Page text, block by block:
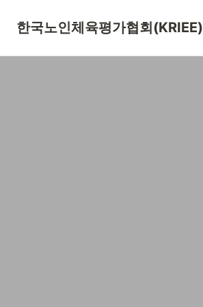
한국노인체육평가협회(KRIEE)